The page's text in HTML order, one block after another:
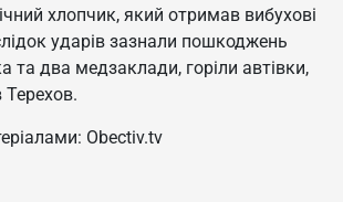
хлопчик, який отримав вибухові
ударів зазнали пошкоджень
та два медзаклади, горіли автівки,
Obectiv.tv